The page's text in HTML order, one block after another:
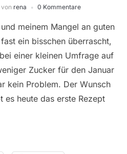
von rena 0 Kommentare
meinem Mangel an guten
ein bisschen überrascht,
einer kleinen Umfrage auf
Zucker für den Januar
kein Problem. Der Wunsch
es heute das erste Rezept